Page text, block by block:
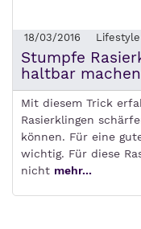
18/03/2016 Lifestyle
Stumpfe
haltbar machen
Mit diesem Trick
Rasierklingen
können. Für eine
wichtig. Für diese
nicht mehr...